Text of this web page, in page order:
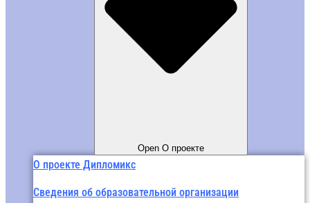
Open О проекте
О проекте Дипломикс
Сведения об образовательной организации